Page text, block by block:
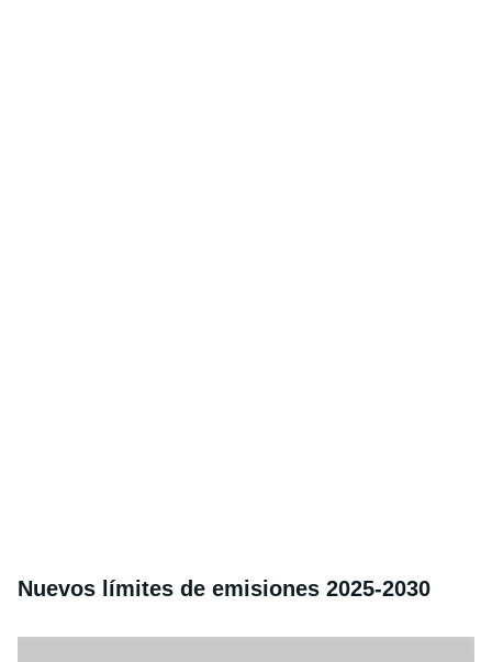
Nuevos límites de emisiones 2025-2030